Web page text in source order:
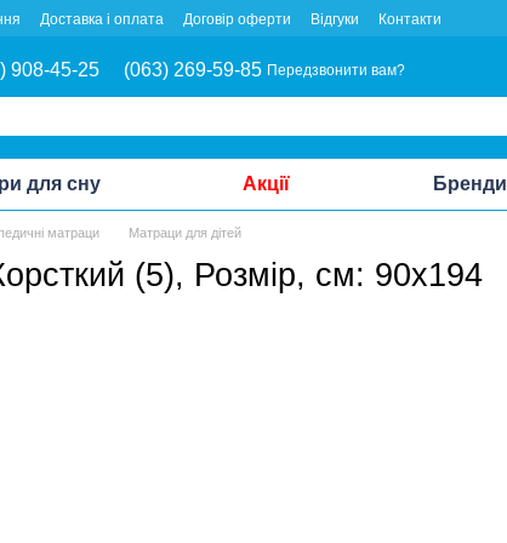
Доставка і оплата Договір оферти Відгуки Контакти
908-45-25 (063) 269-59-85 Передзвонити вам?
для сну Акції Бренди
матраци Матраци для дітей
(5), Розмір, см: 90х194